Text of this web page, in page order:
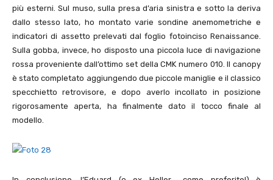
più esterni. Sul muso, sulla presa d’aria sinistra e sotto la deriva
dallo stesso lato, ho montato varie sondine anemometriche e
indicatori di assetto prelevati dal foglio fotoinciso Renaissance.
Sulla gobba, invece, ho disposto una piccola luce di navigazione
rossa proveniente dall’ottimo set della CMK numero 010. Il canopy
è stato completato aggiungendo due piccole maniglie e il classico
specchietto retrovisore, e dopo averlo incollato in posizione
rigorosamente aperta, ha finalmente dato il tocco finale al
modello.